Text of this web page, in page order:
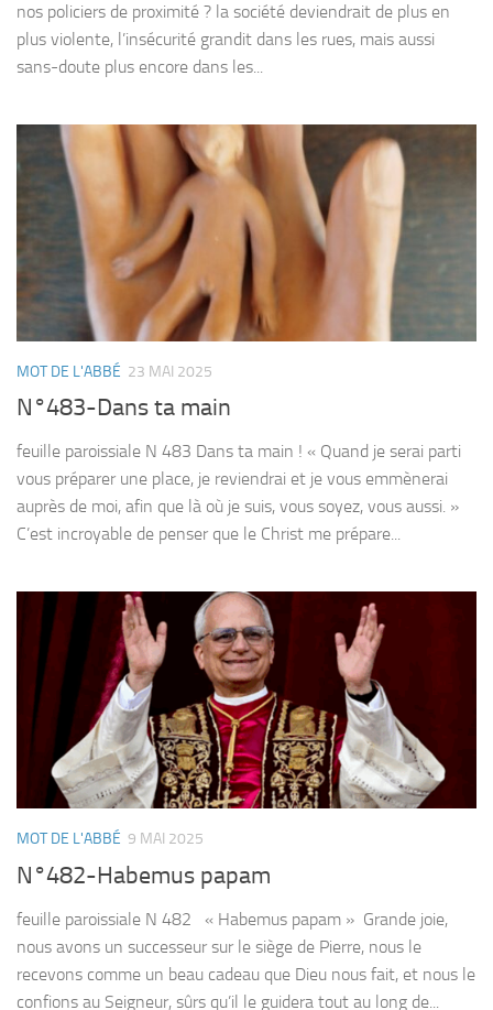
nos policiers de proximité ? la société deviendrait de plus en
plus violente, l’insécurité grandit dans les rues, mais aussi
sans-doute plus encore dans les...
MOT DE L'ABBÉ 23 MAI 2025
N°483-Dans ta main
feuille paroissiale N 483 Dans ta main ! « Quand je serai parti
vous préparer une place, je reviendrai et je vous emmènerai
auprès de moi, afin que là où je suis, vous soyez, vous aussi. »
C’est incroyable de penser que le Christ me prépare...
MOT DE L'ABBÉ 9 MAI 2025
N°482-Habemus papam
feuille paroissiale N 482 « Habemus papam » Grande joie,
nous avons un successeur sur le siège de Pierre, nous le
recevons comme un beau cadeau que Dieu nous fait, et nous le
confions au Seigneur, sûrs qu’il le guidera tout au long de...